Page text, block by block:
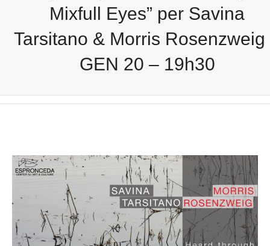
Mixfull Eyes” per Savina
Tarsitano & Morris Rosenzweig
GEN 20 – 19h30